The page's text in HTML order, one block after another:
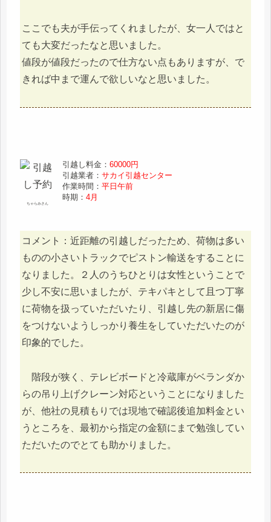
ここでも夫が手伝ってくれましたが、女一人ではと
ても大変だったなと思いました。
値段が値段だったので仕方ない点もありますが、で
きれば中まで運んで欲しいなと思いました。
ちゃらみさん
引越し料金：60000円
引越業者：サカイ引越センター
作業時間：平日午前
時期：4月
コメント：近距離の引越しだったため、荷物は多い
ものの小さいトラックでピストン輸送をすることに
なりました。２人のうちひとりは女性ということで
少し不安に思いましたが、テキパキとして且つ丁寧
に荷物を扱っていただいたり、引越し先の新居に傷
をつけないようしっかり養生をしていただいたのが
印象的でした。
階段が狭く、テレビボードと冷蔵庫がベランダか
らの吊り上げクレーン対応ということになりました
が、他社の見積もりでは現地で確認後追加料金とい
うところを、最初から指定の金額にまで勉強してい
ただいたのでとても助かりました。